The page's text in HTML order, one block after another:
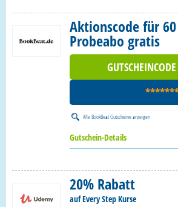
Aktionscode für 60
Probeabo gratis
AlleBookBeat Gutscheineanzeigen
Gutschein-Details
20% Rabatt
auf Every Step Kurse